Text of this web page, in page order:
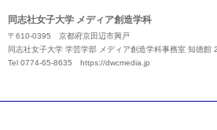
同志社女子大学 メディア創造学科
〒610-0395 京都府京田辺市興戸
同志社女子大学 学芸学部 メディア創造学科事務室 知徳館
Tel 0774-65-8635 https://dwcmedia.jp